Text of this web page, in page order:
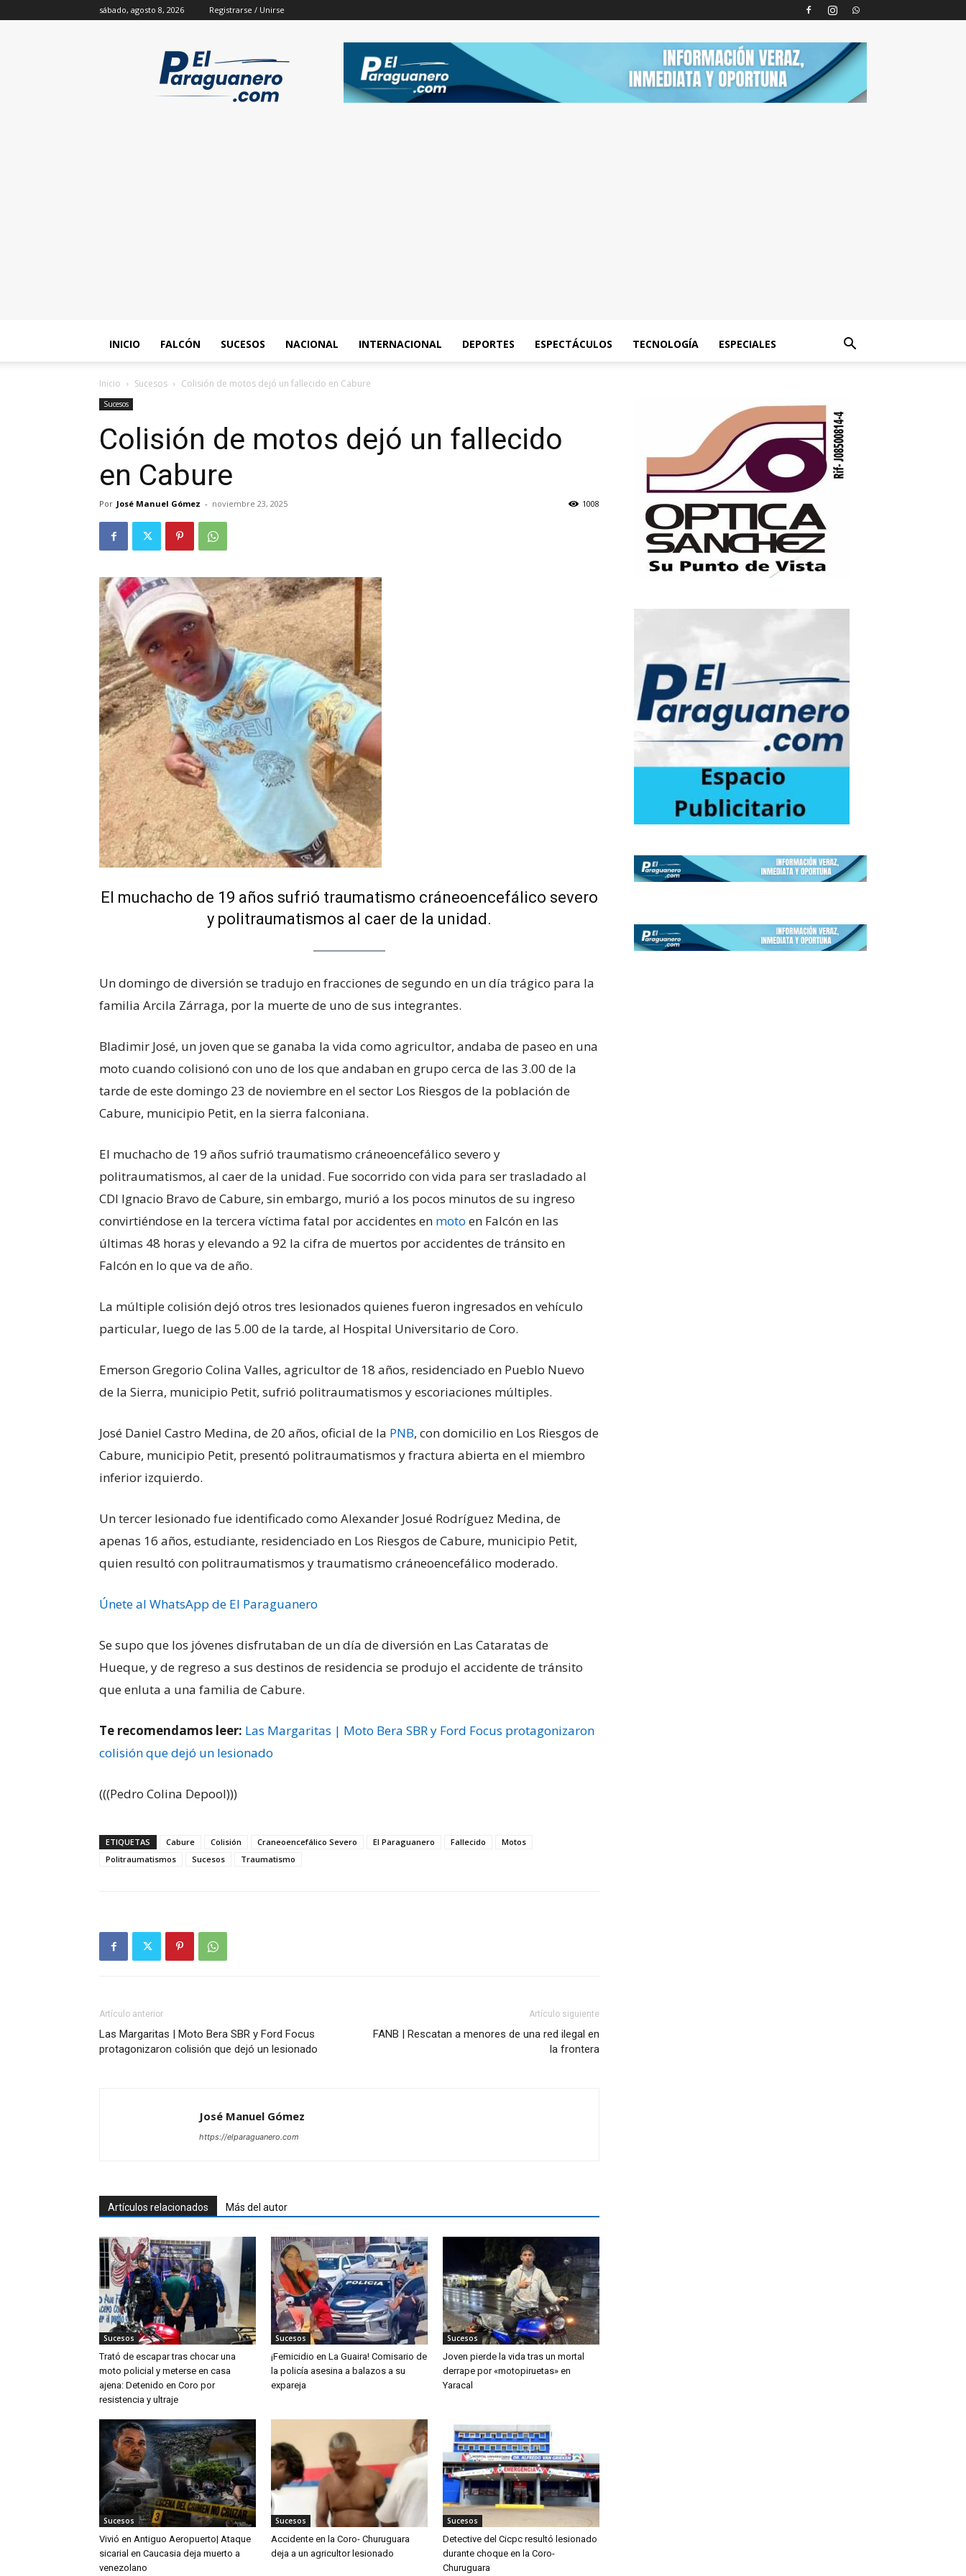
sábado, agosto 8, 2026 Registrarse / Unirse
INICIO FALCÓN SUCESOS NACIONAL INTERNACIONAL DEPORTES ESPECTÁCULOS TECNOLOGÍA ESPECIALES
Inicio Sucesos Colisión de motos dejó un fallecido en Cabure
Sucesos
Colisión de motos dejó un fallecido
en Cabure
Por José Manuel Gómez - noviembre 23, 2025 1008
El muchacho de 19 años sufrió traumatismo cráneoencefálico severo
y politraumatismos al caer de la unidad.
Un domingo de diversión se tradujo en fracciones de segundo en un día trágico para la
familia Arcila Zárraga, por la muerte de uno de sus integrantes.
Bladimir José, un joven que se ganaba la vida como agricultor, andaba de paseo en una
moto cuando colisionó con uno de los que andaban en grupo cerca de las 3.00 de la
tarde de este domingo 23 de noviembre en el sector Los Riesgos de la población de
Cabure, municipio Petit, en la sierra falconiana.
El muchacho de 19 años sufrió traumatismo cráneoencefálico severo y
politraumatismos, al caer de la unidad. Fue socorrido con vida para ser trasladado al
CDI Ignacio Bravo de Cabure, sin embargo, murió a los pocos minutos de su ingreso
convirtiéndose en la tercera víctima fatal por accidentes en moto en Falcón en las
últimas 48 horas y elevando a 92 la cifra de muertos por accidentes de tránsito en
Falcón en lo que va de año.
La múltiple colisión dejó otros tres lesionados quienes fueron ingresados en vehículo
particular, luego de las 5.00 de la tarde, al Hospital Universitario de Coro.
Emerson Gregorio Colina Valles, agricultor de 18 años, residenciado en Pueblo Nuevo
de la Sierra, municipio Petit, sufrió politraumatismos y escoriaciones múltiples.
José Daniel Castro Medina, de 20 años, oficial de la PNB, con domicilio en Los Riesgos de
Cabure, municipio Petit, presentó politraumatismos y fractura abierta en el miembro
inferior izquierdo.
Un tercer lesionado fue identificado como Alexander Josué Rodríguez Medina, de
apenas 16 años, estudiante, residenciado en Los Riesgos de Cabure, municipio Petit,
quien resultó con politraumatismos y traumatismo cráneoencefálico moderado.
Únete al WhatsApp de El Paraguanero
Se supo que los jóvenes disfrutaban de un día de diversión en Las Cataratas de
Hueque, y de regreso a sus destinos de residencia se produjo el accidente de tránsito
que enluta a una familia de Cabure.
Te recomendamos leer: Las Margaritas | Moto Bera SBR y Ford Focus protagonizaron
colisión que dejó un lesionado
(((Pedro Colina Depool)))
ETIQUETAS Cabure Colisión Craneoencefálico Severo El Paraguanero Fallecido
Motos
Politraumatismos
Sucesos Traumatismo
Artículo anterior
Las Margaritas | Moto Bera SBR y Ford Focus
protagonizaron colisión que dejó un lesionado
Artículo siguiente
FANB | Rescatan a menores de una red ilegal en
la frontera
José Manuel Gómez
https://elparaguanero.com
Artículos relacionados Más del autor
Sucesos
Trató de escapar tras chocar una
moto policial y meterse en casa
ajena: Detenido en Coro por
resistencia y ultraje
Sucesos
¡Femicidio en La Guaira! Comisario de
la policía asesina a balazos a su
expareja
Sucesos
Joven pierde la vida tras un mortal
derrape por «motopiruetas» en
Yaracal
Sucesos
Vivió en Antiguo Aeropuerto| Ataque
sicarial en Caucasia deja muerto a
venezolano
Sucesos
Accidente en la Coro- Churuguara
deja a un agricultor lesionado
Sucesos
Detective del Cicpc resultó lesionado
durante choque en la Coro-
Churuguara